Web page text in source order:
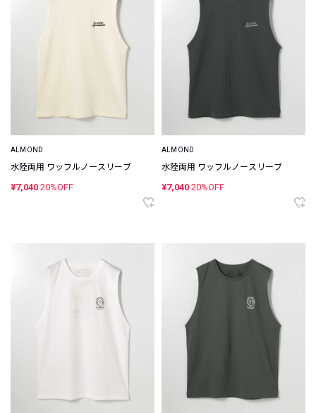
ALMOND
水陸両用 ワッフルノースリーブ
¥7,040 20%OFF
ALMOND
水陸両用 ワッフルノースリーブ
¥7,040 20%OFF